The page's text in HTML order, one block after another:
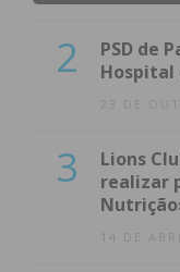
2
PSD de
Hospital
23 DE
3
Lions
realizar
14 DE